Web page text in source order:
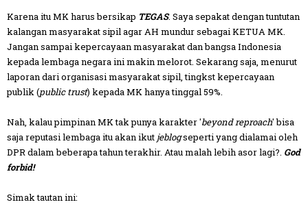
Karena itu MK harus bersikap TEGAS. Saya sepakat dengan tuntutan
kalangan masyarakat sipil agar AH mundur sebagai KETUA MK.
Jangan sampai kepercayaan masyarakat dan bangsa Indonesia
kepada lembaga negara ini makin melorot. Sekarang saja, menurut
laporan dari organisasi masyarakat sipil, tingkst kepercayaan
publik (public trust) kepada MK hanya tinggal 59%.
Nah, kalau pimpinan MK tak punya karakter 'beyond reproach' bisa
saja reputasi lembaga itu akan ikut jeblogseperti yang dialamai oleh
DPR dalam beberapa tahun terakhir. Atau malah lebih asor lagi?. God
forbid!
Simak tautan ini: